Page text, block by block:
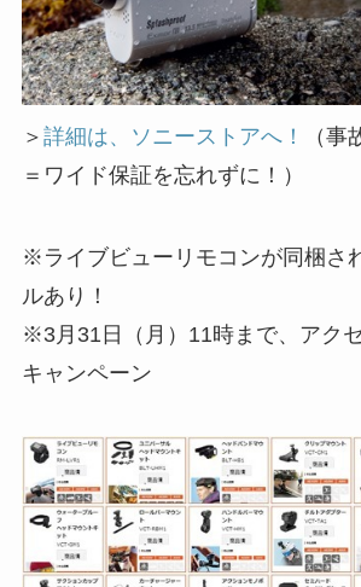
＞ 詳細は、ソニーストアへ！
（
＝ワイド保証を忘れずに！）
※ライブビューリモコンが同梱さ
ルあり！
※3月31日（月）11時まで、アク
キャンペーン